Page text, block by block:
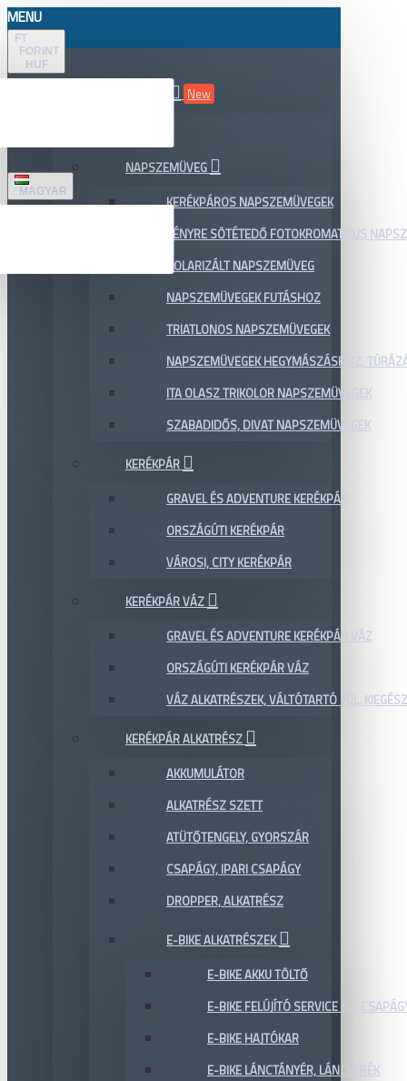
MENU
FT
FORINT
HUF
MAGYAR
New
NAPSZEMÜVEG
KERÉKPÁROS NAPSZEMÜVEGEK
FÉNYRE SÖTÉTEDŐ FOTOKROMATIKUS
POLARIZÁLT NAPSZEMÜVEG
NAPSZEMÜVEGEK FUTÁSHOZ
TRIATLONOS NAPSZEMÜVEGEK
NAPSZEMÜVEGEK HEGYMÁSZÁSHOZ,
ITA OLASZ TRIKOLOR NAPSZEMÜVEGEK
SZABADIDŐS, DIVAT NAPSZEMÜVEGEK
KERÉKPÁR
GRAVEL ÉS ADVENTURE KERÉKPÁR
ORSZÁGÚTI KERÉKPÁR
VÁROSI, CITY KERÉKPÁR
KERÉKPÁR VÁZ
GRAVEL ÉS ADVENTURE KERÉKPÁR VÁZ
ORSZÁGÚTI KERÉKPÁR VÁZ
VÁZ ALKATRÉSZEK, VÁLTÓTARTÓ FÜL,
KERÉKPÁR ALKATRÉSZ
AKKUMULÁTOR
ALKATRÉSZ SZETT
ATÜTŐTENGELY, GYORSZÁR
CSAPÁGY, IPARI CSAPÁGY
DROPPER, ALKATRÉSZ
E-BIKE ALKATRÉSZEK
E-BIKE AKKU TÖLTŐ
E-BIKE FELÚJÍTÓ SERVICE KIT,
E-BIKE HAJTÓKAR
E-BIKE LÁNCTÁNYÉR, LÁNCKERÉK